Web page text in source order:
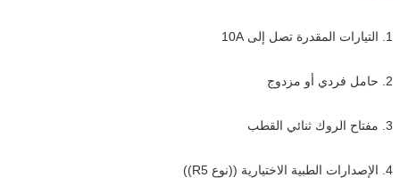
1. التيارات المقدرة تصل إلى 10A
2. حامل فردي أو مزدوج
3. مفتاح الروك ثنائي القطب
4. الإصدارات الطبية الاختيارية ((نوع R5))